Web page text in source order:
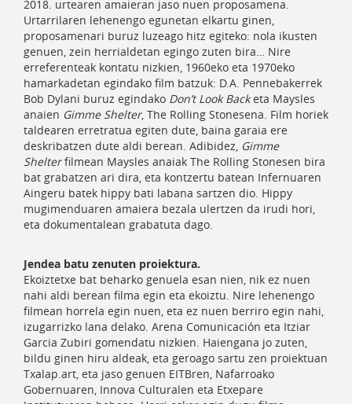
2018. urtearen amaieran jaso nuen proposamena.
Urtarrilaren lehenengo egunetan elkartu ginen,
proposamenari buruz luzeago hitz egiteko: nola ikusten
genuen, zein herrialdetan egingo zuten bira… Nire
erreferenteak kontatu nizkien, 1960eko eta 1970eko
hamarkadetan egindako film batzuk: D.A. Pennebakerrek
Bob Dylani buruz egindako Don’t Look Backeta Maysles
anaien Gimme Shelter, The Rolling Stonesena. Film horiek
taldearen erretratua egiten dute, baina garaia ere
deskribatzen dute aldi berean. Adibidez, Gimme
Shelterfilmean Maysles anaiak The Rolling Stonesen bira
bat grabatzen ari dira, eta kontzertu batean Infernuaren
Aingeru batek hippy bati labana sartzen dio. Hippy
mugimenduaren amaiera bezala ulertzen da irudi hori,
eta dokumentalean grabatuta dago.
Jendea batu zenuten proiektura.
Ekoiztetxe bat beharko genuela esan nien, nik ez nuen
nahi aldi berean filma egin eta ekoiztu. Nire lehenengo
filmean horrela egin nuen, eta ez nuen berriro egin nahi,
izugarrizko lana delako. Arena Comunicación eta Itziar
Garcia Zubiri gomendatu nizkien. Haiengana jo zuten,
bildu ginen hiru aldeak, eta geroago sartu zen proiektuan
Txalap.art, eta jaso genuen EITBren, Nafarroako
Gobernuaren, Innova Culturalen eta Etxepare